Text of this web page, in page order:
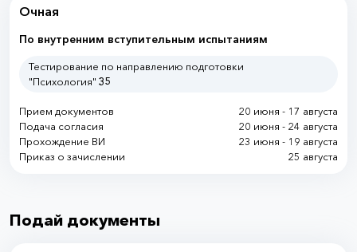
Очная
По внутренним вступительным испытаниям
Тестирование по направлению подготовки
"Психология" 35
Прием документов
20 июня - 17 августа
Подача согласия
20 июня - 24 августа
Прохождение ВИ
23 июня - 19 августа
Приказ о зачислении
25 августа
Подай документы